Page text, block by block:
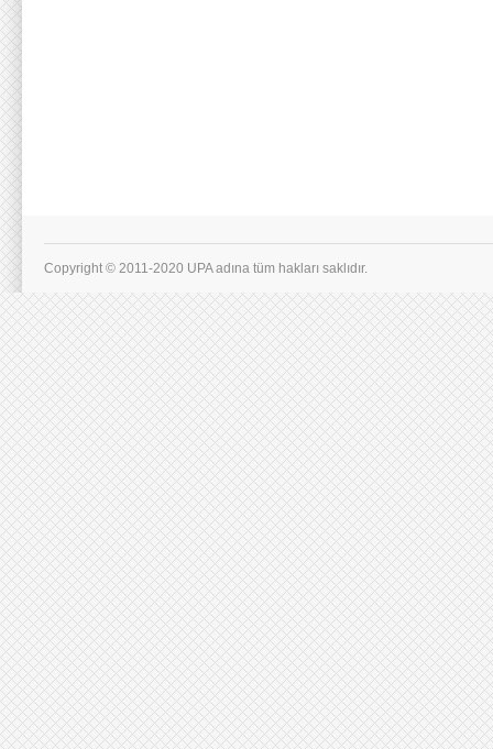
Copyright © 2011-2020 UPA adına tüm hakları saklıdır.